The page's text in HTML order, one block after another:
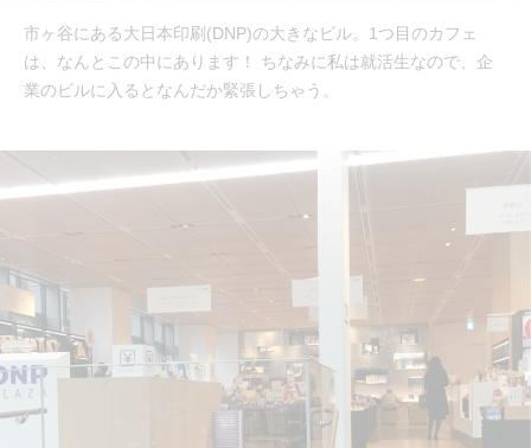
市ヶ谷にある大日本印刷(DNP)の大きなビル。1つ目のカフェ
は、なんとこの中にあります！ ちなみに私は就活生なので、企
業のビルに入るとなんだか緊張しちゃう。